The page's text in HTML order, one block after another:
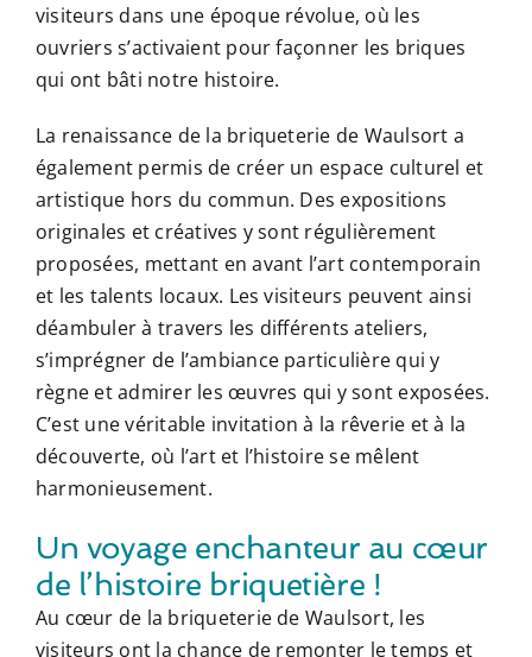
visiteurs dans une époque révolue, où les
ouvriers s’activaient pour façonner les briques
qui ont bâti notre histoire.
La renaissance de la briqueterie de Waulsort a
également permis de créer un espace culturel et
artistique hors du commun. Des expositions
originales et créatives y sont régulièrement
proposées, mettant en avant l’art contemporain
et les talents locaux. Les visiteurs peuvent ainsi
déambuler à travers les différents ateliers,
s’imprégner de l’ambiance particulière qui y
règne et admirer les œuvres qui y sont exposées.
C’est une véritable invitation à la rêverie et à la
découverte, où l’art et l’histoire se mêlent
harmonieusement.
Un voyage enchanteur au cœur
de l’histoire briquetière !
Au cœur de la briqueterie de Waulsort, les
visiteurs ont la chance de remonter le temps et